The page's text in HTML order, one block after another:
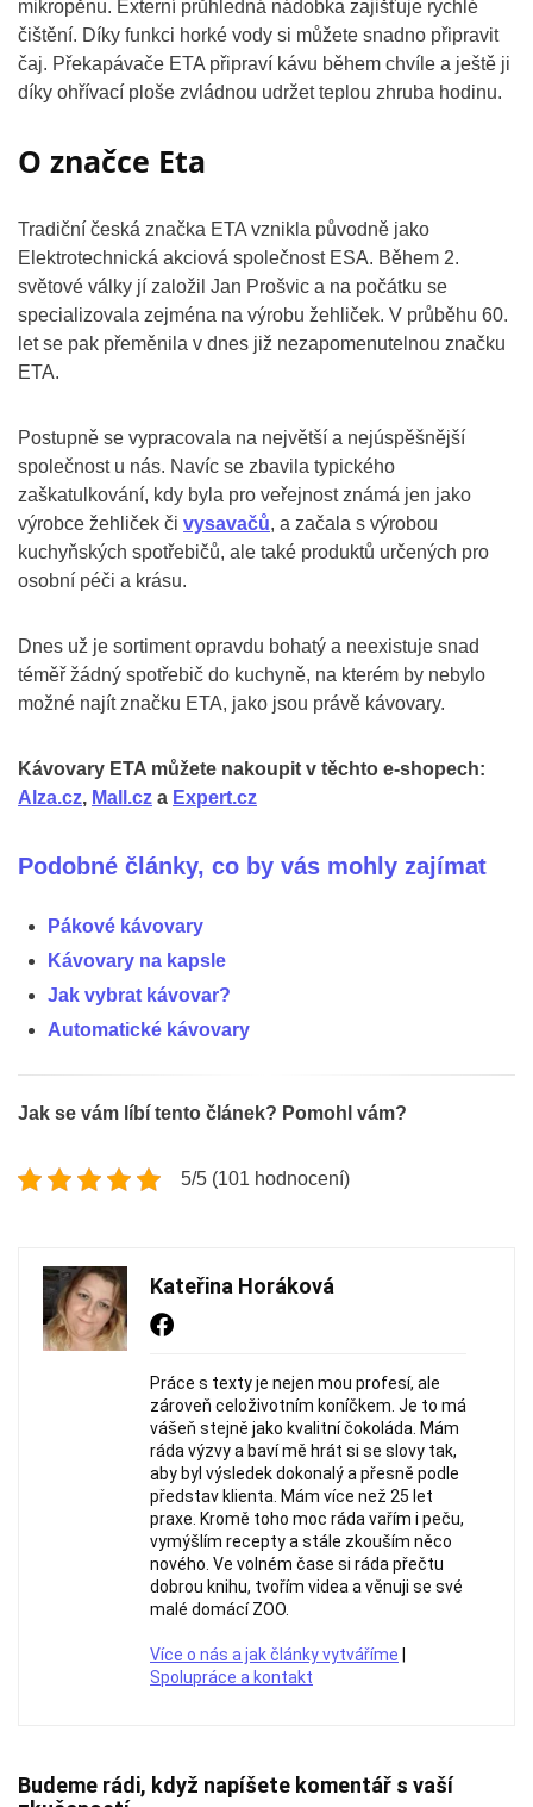
mikropěnu. Externí průhledná nádobka zajišťuje rychlé
čištění. Díky funkci horké vody si můžete snadno připravit
čaj. Překapávače ETA připraví kávu během chvíle a ještě ji
díky ohřívací ploše zvládnou udržet teplou zhruba hodinu.
O značce Eta
Tradiční česká značka ETA vznikla původně jako
Elektrotechnická akciová společnost ESA. Během 2.
světové války jí založil Jan Prošvic a na počátku se
specializovala zejména na výrobu žehliček. V průběhu 60.
let se pak přeměnila v dnes již nezapomenutelnou značku
ETA.
Postupně se vypracovala na největší a nejúspěšnější
společnost u nás. Navíc se zbavila typického
zaškatulkování, kdy byla pro veřejnost známá jen jako
výrobce žehliček či vysavačů, a začala s výrobou
kuchyňských spotřebičů, ale také produktů určených pro
osobní péči a krásu.
Dnes už je sortiment opravdu bohatý a neexistuje snad
téměř žádný spotřebič do kuchyně, na kterém by nebylo
možné najít značku ETA, jako jsou právě kávovary.
Kávovary ETA můžete nakoupit v těchto e-shopech:
Alza.cz, Mall.cz a Expert.cz
Podobné články, co by vás mohly zajímat
Pákové kávovary
Kávovary na kapsle
Jak vybrat kávovar?
Automatické kávovary
Jak se vám líbí tento článek? Pomohl vám?
5/5 (101 hodnocení)
Kateřina Horáková
Práce s texty je nejen mou profesí, ale
zároveň celoživotním koníčkem. Je to má
vášeň stejně jako kvalitní čokoláda. Mám
ráda výzvy a baví mě hrát si se slovy tak,
aby byl výsledek dokonalý a přesně podle
představ klienta. Mám více než 25 let
praxe. Kromě toho moc ráda vařím i peču,
vymýšlím recepty a stále zkouším něco
nového. Ve volném čase si ráda přečtu
dobrou knihu, tvořím videa a věnuji se své
malé domácí ZOO.
Více o nás a jak články vytváříme
Spolupráce a kontakt
Budeme rádi, když napíšete komentář s vaší